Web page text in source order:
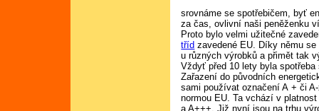
srovnáme se spotřebičem, byť
za čas, ovlivní naši peněženku
Proto bylo velmi užitečné
tříd zavedené EU. Díky němu
u různých výrobků a přimět tak
Vždyť před 10 lety byla
Zařazení do původních
sami používat označení A + či
normou EU. Ta vchází v
a A+++. Již nyní jsou na trhu